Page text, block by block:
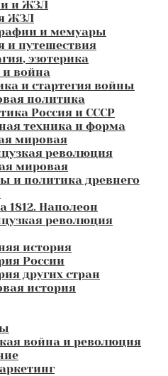
и ЖЗЛ
ЖЗЛ
и мемуары
и путешествия
эзотерика
и война
и стартегия войны
политика
Россия и СССР
техника и форма
мировая
революция
мировая
и политика древнего
1812. Наполеон
революция
история
России
других стран
история
война и революция